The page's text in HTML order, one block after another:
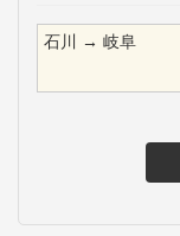
石川 → 岐阜